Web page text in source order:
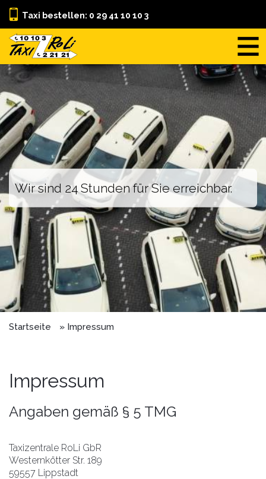
Taxi bestellen: 0 29 41 10 10 3
STARTSEITE
ÜBER UNS
LEISTUNGEN
TARIFE
KONTAKT
Wir sind 24 Stunden für Sie erreichbar.
Startseite Impressum
Impressum
Angaben gemäß § 5 TMG
Taxizentrale RoLi GbR
Westernkötter Str. 189
59557 Lippstadt